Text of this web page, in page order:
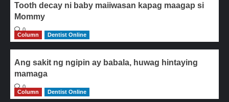
Tooth decay ni baby maiiwasan kapag maagap si
Mommy
0
Column
Dentist Online
Ang sakit ng ngipin ay babala, huwag hintaying
mamaga
0
Column
Dentist Online